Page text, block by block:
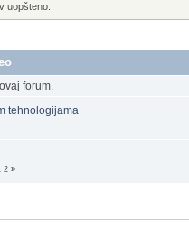
uopšteno.
forum.
tehnologijama
2 »